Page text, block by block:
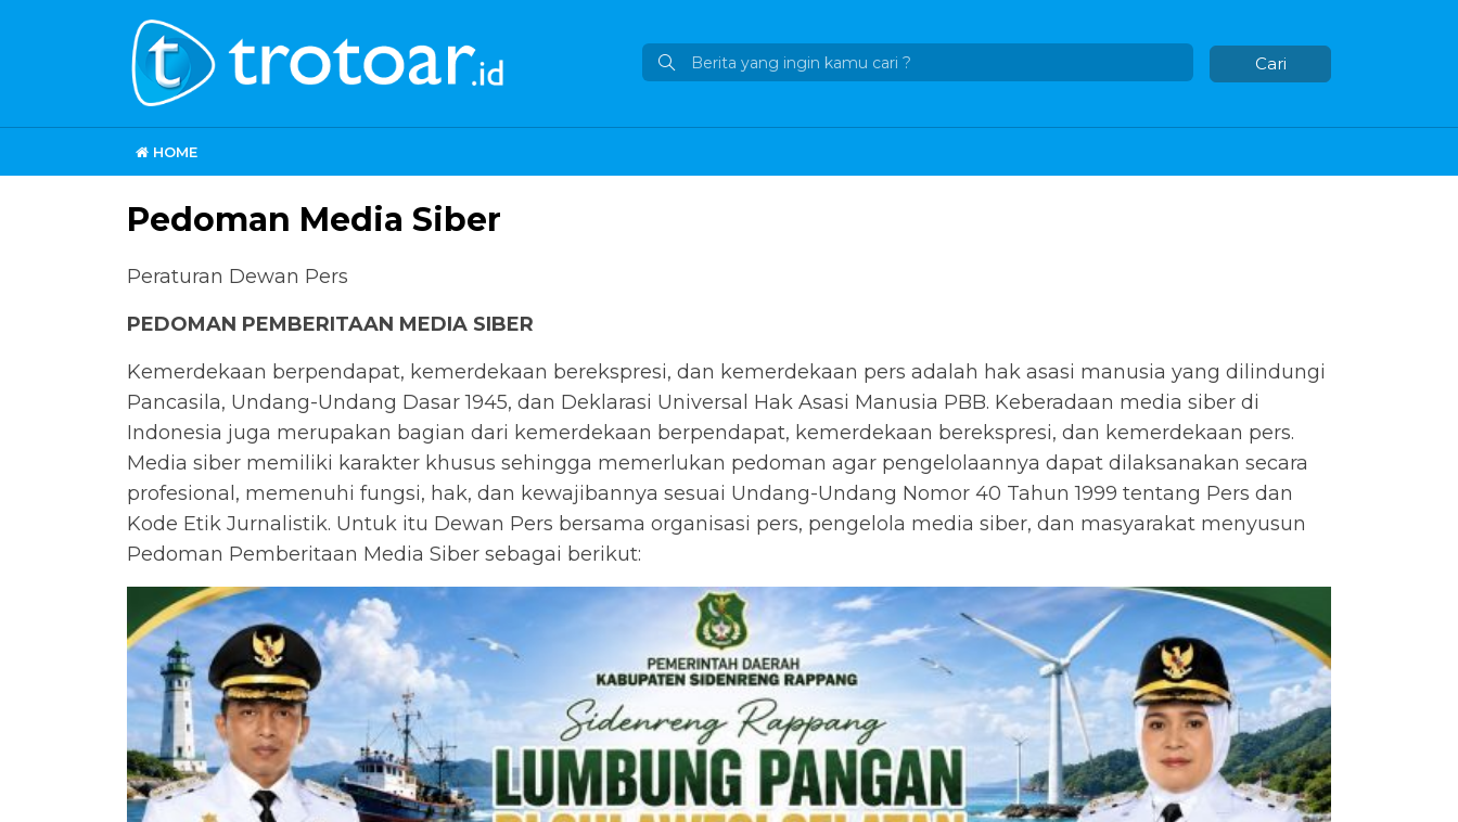
Cari
HOME
Pedoman Media Siber
Peraturan Dewan Pers
PEDOMAN PEMBERITAAN MEDIA SIBER
Kemerdekaan berpendapat, kemerdekaan berekspresi, dan kemerdekaan pers adalah hak asasi manusia yang dilindungi
Pancasila, Undang-Undang Dasar 1945, dan Deklarasi Universal Hak Asasi Manusia PBB. Keberadaan media siber di
Indonesia juga merupakan bagian dari kemerdekaan berpendapat, kemerdekaan berekspresi, dan kemerdekaan pers.
Media siber memiliki karakter khusus sehingga memerlukan pedoman agar pengelolaannya dapat dilaksanakan secara
profesional, memenuhi fungsi, hak, dan kewajibannya sesuai Undang-Undang Nomor 40 Tahun 1999 tentang Pers dan
Kode Etik Jurnalistik. Untuk itu Dewan Pers bersama organisasi pers, pengelola media siber, dan masyarakat menyusun
Pedoman Pemberitaan Media Siber sebagai berikut: